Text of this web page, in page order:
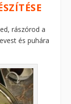
rászórod a
és puhára